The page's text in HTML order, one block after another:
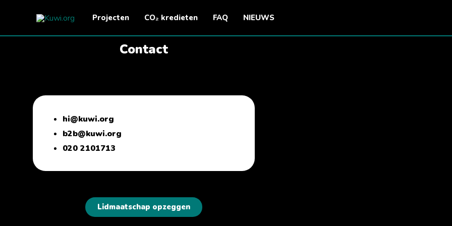
de
Projecten CO₂ kredieten FAQ NIEUWS
Contact
hi@kuwi.org
b2b@kuwi.org
020 2101713
Lidmaatschap opzeggen